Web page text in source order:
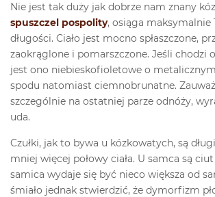
Nie jest tak duży jak dobrze nam znany
spuszczel pospolity, osiąga maksymalnie
długości. Ciało jest mocno spłaszczone,
zaokrąglone i pomarszczone. Jeśli chodzi
jest ono niebieskofioletowe o
spodu natomiast ciemnobrunatne.
szczególnie na ostatniej parze odnóży,
uda.
Czułki, jak to bywa u kózkowatych, są
mniej więcej połowy ciała. U samca są ciut
samica wydaje się być nieco większa od
śmiało jednak stwierdzić, że dymorfizm